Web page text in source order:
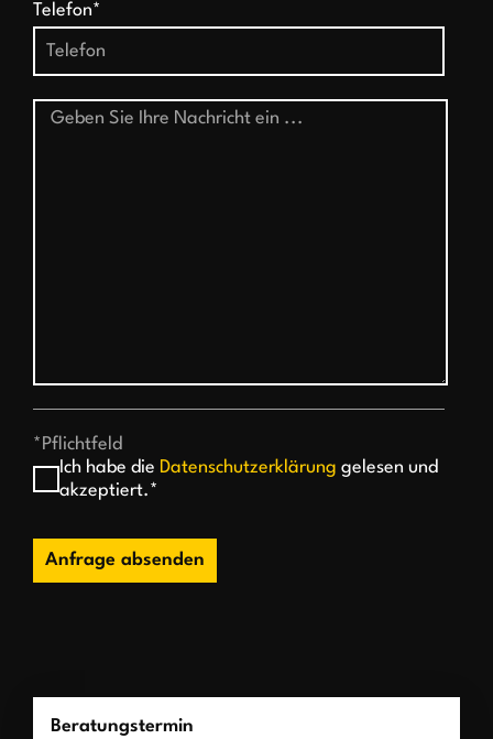
Telefon*
*Pflichtfeld
Ich habe die Datenschutzerklärung gelesen und
akzeptiert.*
Anfrage absenden
Beratungstermin